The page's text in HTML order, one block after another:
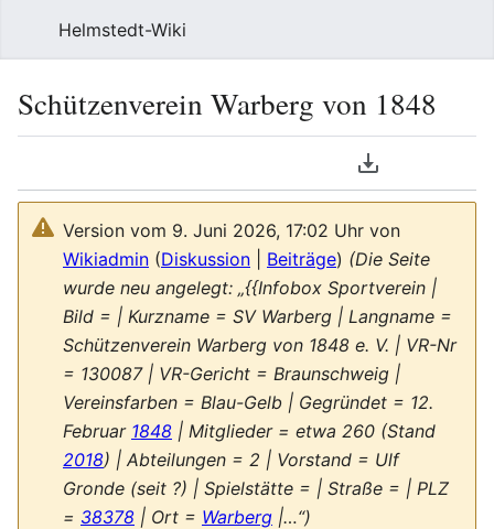
Helmstedt-Wiki
Schützenverein Warberg von 1848
PDF
Version vom 9. Juni 2026, 17:02 Uhr von
Wikiadmin (Diskussion Beiträge) (Die Seite
wurde neu angelegt: „{{Infobox Sportverein |
Bild = | Kurzname = SV Warberg | Langname =
Schützenverein Warberg von 1848 e. V. | VR-Nr
= 130087 | VR-Gericht = Braunschweig |
Vereinsfarben = Blau-Gelb | Gegründet = 12.
Februar 1848 | Mitglieder = etwa 260 (Stand
2018) | Abteilungen = 2 | Vorstand = Ulf
Gronde (seit ?) | Spielstätte = | Straße = | PLZ
= 38378 | Ort = Warberg |…“)